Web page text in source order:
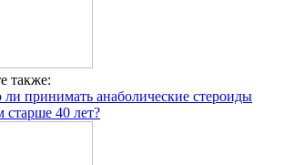
также:
принимать анаболические стероиды
старше 40 лет?